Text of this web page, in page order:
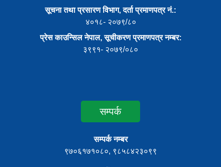
सूचना तथा प्रसारण विभाग, दर्ता प्रमाणपत्र नं.:
४०१८- २०७९/८०
प्रेस काउन्सिल नेपाल, सूचीकरण प्रमाणपत्र नम्बर:
३९९१- २०७९/०८०
सम्पर्क
सम्पर्क नम्बर
९७०६१७१०८०, ९८५८४२३०९९